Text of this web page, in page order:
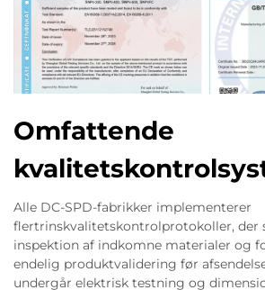
Omfattende
Alle DC-SPD-fabrikker implementerer
flertrinskvalitetskontrolprotokoller, der
inspektion af indkomne materialer og
endelig produktvalidering før
undergår elektrisk testning og